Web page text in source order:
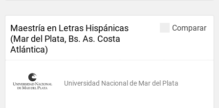
Comparar
Maestría en Letras Hispánicas
(Mar del Plata, Bs. As. Costa
Atlántica)
Universidad Nacional de Mar del Plata